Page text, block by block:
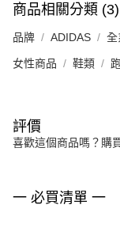
商品相關分類 (3)
品牌 ADIDAS 全
女性商品 鞋類
評價
喜歡這個商品嗎？購
一 必買清單 一